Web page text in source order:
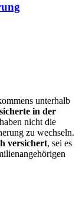
unterhalb
in der
nicht die
zu wechseln.
versichert, sei es